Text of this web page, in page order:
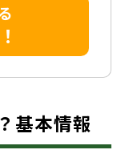
本情報